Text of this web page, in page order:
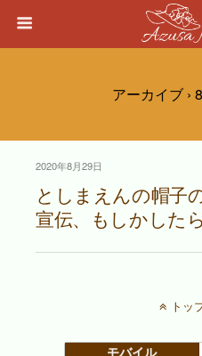
アーカイブ ›
2020年8月29日
としまえんの帽子
宣伝、もしかした
トッ
モバイル